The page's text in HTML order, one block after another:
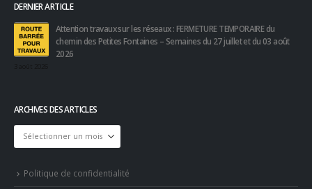
DERNIER ARTICLE
Attention travaux sur les réseaux : FERMETURE TEMPORAIRE du
chemin des Petites Fontaines – Semaines du 27 juillet et du 03 août
2026
ARCHIVES DES ARTICLES
Archives
des
Politique de confidentialité